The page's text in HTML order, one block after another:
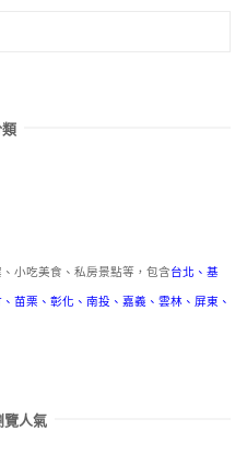
小吃美食、私房景點等，包含台北 、 基
、 苗栗 、 彰化 、 南投 、 嘉義 、 雲林 、 屏東 、
人氣